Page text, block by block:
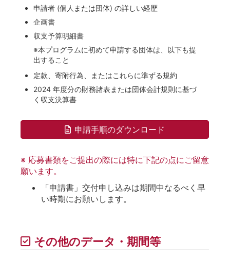
申請者 (個人または団体) の詳しい経歴
企画書
収支予算明細書
※本プログラムに初めて申請する団体は、以下も提
出すること
定款、寄附行為、またはこれらに準ずる規約
2024 年度分の財務諸表または団体会計規則に基づ
く収支決算書
申請手順のダウンロード
※ 応募書類をご提出の際には特に下記の点にご留意
願います。
「申請書」交付申し込みは期間中なるべく早
い時期にお願いします。
その他のデータ・期間等